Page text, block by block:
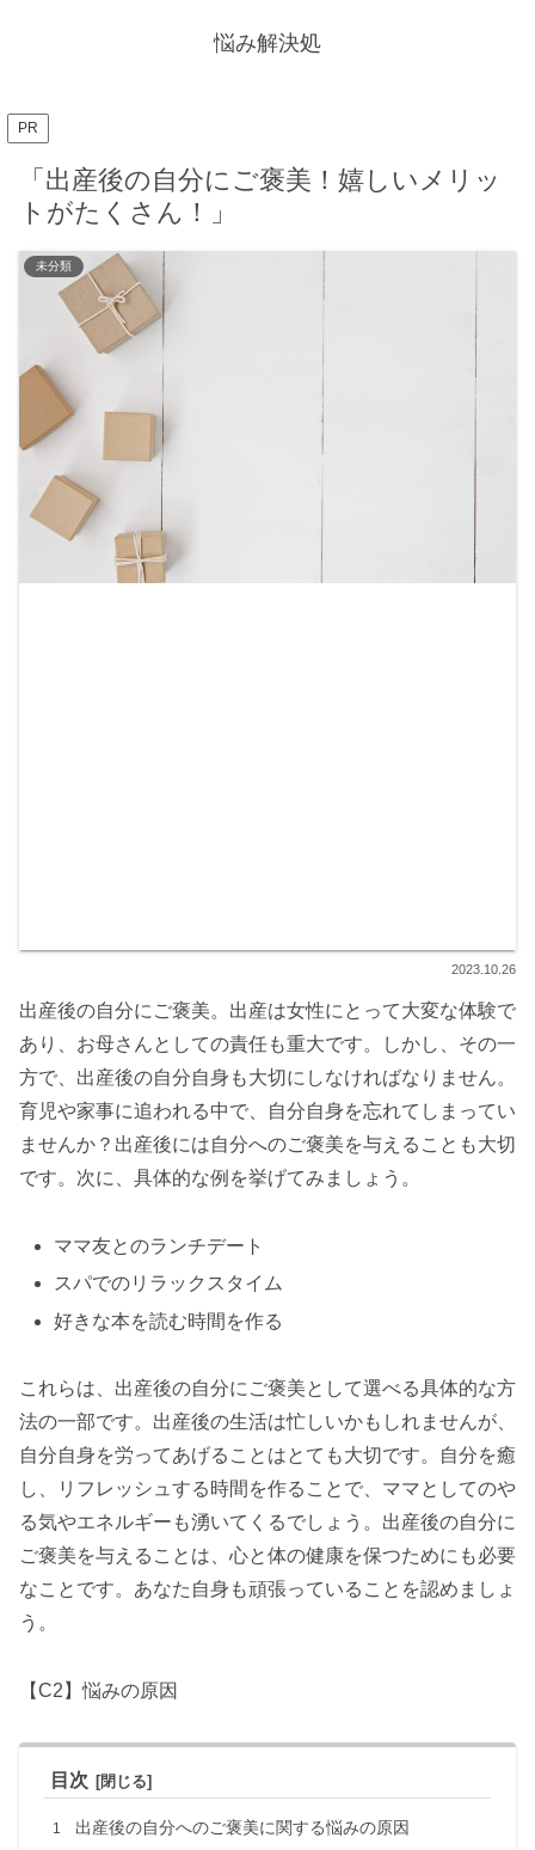
悩み解決処
PR
「出産後の自分にご褒美！嬉しいメリッ
トがたくさん！」
未分類
2023.10.26
出産後の自分にご褒美。出産は女性にとって大変な体験で
あり、お母さんとしての責任も重大です。しかし、その一
方で、出産後の自分自身も大切にしなければなりません。
育児や家事に追われる中で、自分自身を忘れてしまってい
ませんか？出産後には自分へのご褒美を与えることも大切
です。次に、具体的な例を挙げてみましょう。
ママ友とのランチデート
スパでのリラックスタイム
好きな本を読む時間を作る
これらは、出産後の自分にご褒美として選べる具体的な方
法の一部です。出産後の生活は忙しいかもしれませんが、
自分自身を労ってあげることはとても大切です。自分を癒
し、リフレッシュする時間を作ることで、ママとしてのや
る気やエネルギーも湧いてくるでしょう。出産後の自分に
ご褒美を与えることは、心と体の健康を保つためにも必要
なことです。あなた自身も頑張っていることを認めましょ
う。
【C2】悩みの原因
目次
出産後の自分へのご褒美に関する悩みの原因